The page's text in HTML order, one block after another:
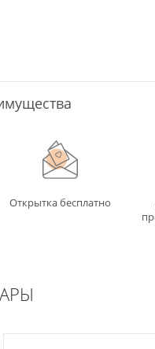
Открытка бесплатно